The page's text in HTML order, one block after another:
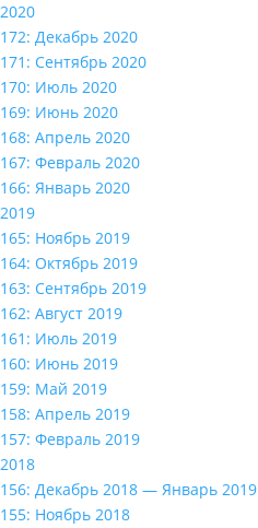
2020
172: Декабрь 2020
171: Сентябрь 2020
170: Июль 2020
169: Июнь 2020
168: Апрель 2020
167: Февраль 2020
166: Январь 2020
2019
165: Ноябрь 2019
164: Октябрь 2019
163: Сентябрь 2019
162: Август 2019
161: Июль 2019
160: Июнь 2019
159: Май 2019
158: Апрель 2019
157: Февраль 2019
2018
156: Декабрь 2018 — Январь 2019
155: Ноябрь 2018